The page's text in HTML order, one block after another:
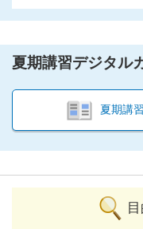
夏期講習デジタル
夏期講